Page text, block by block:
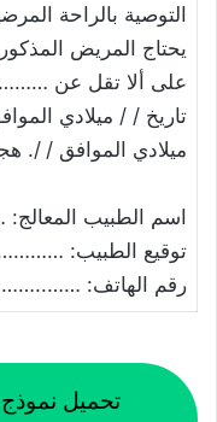
التوصية بالراحة
يحتاج المريض
على ألا تقل عن
تاريخ / / ميلادي
ميلادي الموافق / /.
اسم الطبيب
توقيع الطبيب:
رقم الهاتف:
تحميل